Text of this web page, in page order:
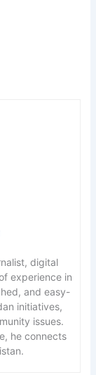
digital
experience in
and easy-
initiatives,
issues.
he connects